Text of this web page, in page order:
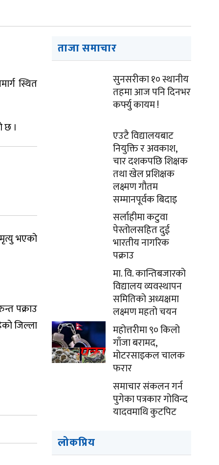
स्थित
छ ।
भएको
पक्राउ
जिल्ला
ताजा समाचार
सुनसरीका १० स्थानीय
तहमा आज पनि दिनभर
कर्फ्यु कायम !
एउटै विद्यालयबाट
नियुक्ति र अवकाश,
चार दशकपछि शिक्षक
तथा खेल प्रशिक्षक
लक्ष्मण गौतम
सम्मानपूर्वक बिदाइ
सर्लाहीमा कटुवा
पेस्तोलसहित दुई
भारतीय नागरिक
पक्राउ
मा. वि. कान्तिबजारको
विद्यालय व्यवस्थापन
समितिको अध्यक्षमा
लक्ष्मण महतो चयन
महोत्तरीमा ९० किलो
गाँजा बरामद,
मोटरसाइकल चालक
फरार
समाचार संकलन गर्न
पुगेका पत्रकार गोविन्द
यादवमाथि कुटपिट
लोकप्रिय